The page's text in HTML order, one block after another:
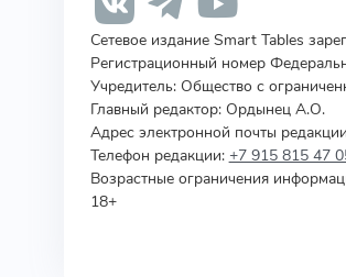
Сетевое издание Smart Tables
Регистрационный номер
Учредитель: Общество с
Главный редактор: Ордынец А.О.
Адрес электронной почты
Телефон редакции: +7 915 815 47
Возрастные ограничения
18+